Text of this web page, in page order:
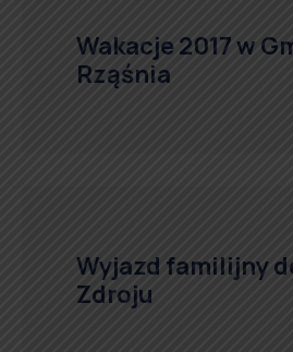
Wakacje 2017 w
Rząśnia
Wyjazd familijny
Zdroju